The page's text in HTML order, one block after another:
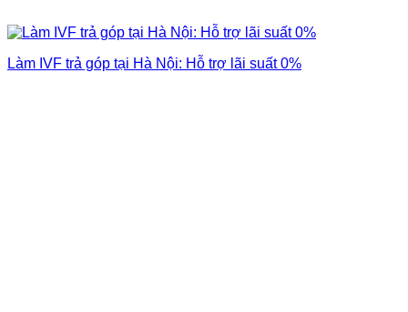
Làm IVF trả góp tại Hà Nội: Hỗ trợ lãi suất 0%